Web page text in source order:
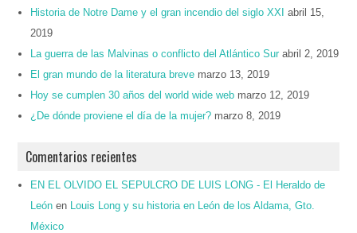
Historia de Notre Dame y el gran incendio del siglo XXI
abril 15,
2019
La guerra de las Malvinas o conflicto del Atlántico Sur abril 2, 2019
El gran mundo de la literatura breve marzo 13, 2019
Hoy se cumplen 30 años del world wide web marzo 12, 2019
¿De dónde proviene el día de la mujer? marzo 8, 2019
Comentarios recientes
EN EL OLVIDO EL SEPULCRO DE LUIS LONG - El Heraldo de
León en
Louis Long y su historia en León de los Aldama, Gto.
México